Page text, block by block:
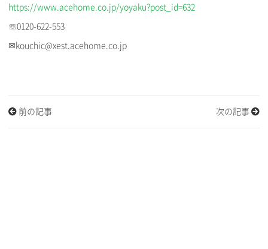
https://www.acehome.co.jp/yoyaku?post_id=632
☏0120-622-553
✉kouchic@xest.acehome.co.jp
前の記事 次の記事